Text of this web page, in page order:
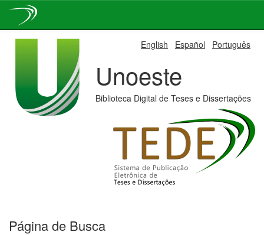
English Español Português
Unoeste
Biblioteca Digital de Teses e Dissertações
Página de Busca